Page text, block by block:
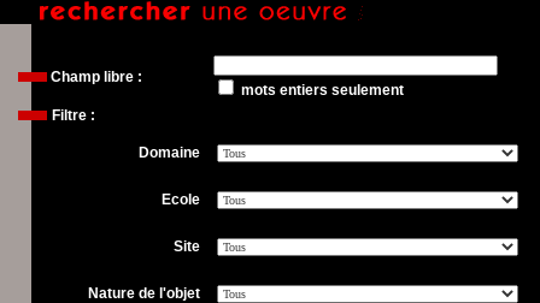
Champ libre :
mots entiers seulement
Filtre :
Domaine
Ecole
Site
Nature de l'objet